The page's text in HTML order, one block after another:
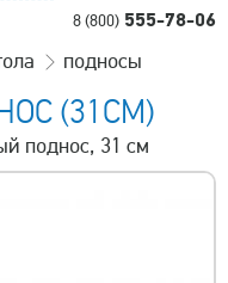
8 (800) 555-78-06
подносы
(31СМ)
поднос, 31 см